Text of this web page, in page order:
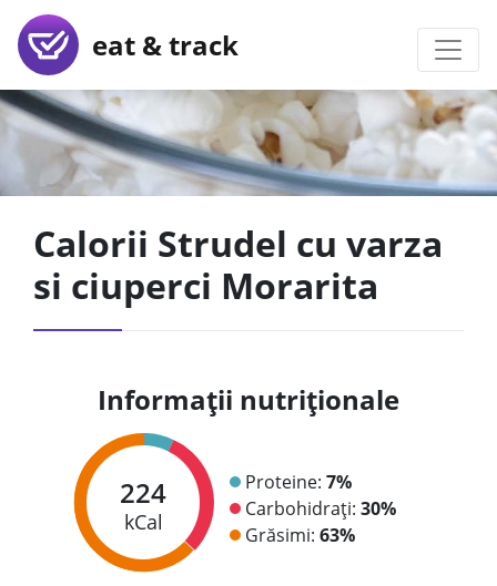
eat & track
Calorii Strudel cu varza
si ciuperci Morarita
Informații nutriționale
224
kCal
Proteine: 7%
Carbohidrați: 30%
Grăsimi: 63%